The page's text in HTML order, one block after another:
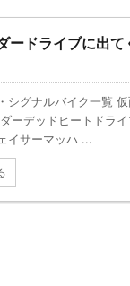
ードライブに出
シグナルバイク一覧
ーデッドヒートドラ
イサーマッハ ...